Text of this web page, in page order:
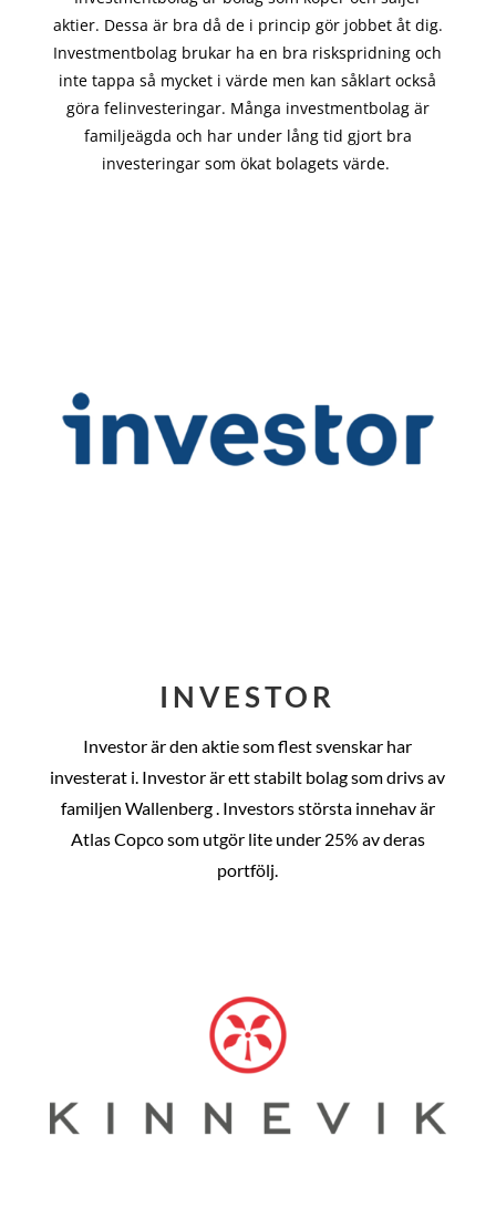
aktier. Dessa är bra då de i princip görjobbet åt dig.
Investmentbolag brukar ha en bra riskspridning och
inte tappa så mycket i värde men kan såklart också
göra felinvesteringar. Många investmentbolag är
familjeägda och har under lång tid gjort bra
investeringar som ökat bolagets värde.
INVESTOR
Investor är den aktie som flest svenskar har
investerat i. Investor är ett stabilt bolag som drivs av
familjen Wallenberg . Investors största innehav är
Atlas Copco som utgör lite under 25% av deras
portfölj.